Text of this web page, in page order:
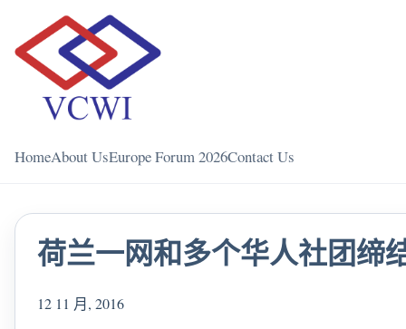
HomeAbout UsEurope Forum 2026Contact Us
荷兰一网和多个华人社团缔
12 11 月, 2016